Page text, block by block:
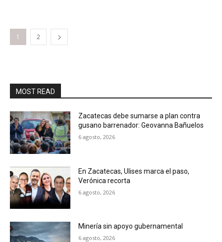
1 2
MOST READ
Zacatecas debe sumarse a plan contra
gusano barrenador: Geovanna Bañuelos
6 agosto, 2026
En Zacatecas, Ulises marca el paso,
Verónica recorta
6 agosto, 2026
Minería sin apoyo gubernamental
6 agosto, 2026